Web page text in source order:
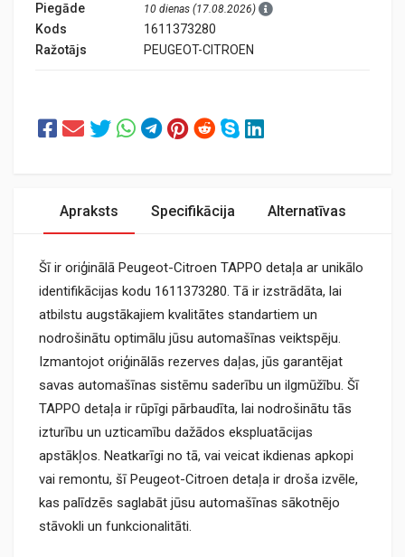
Piegāde 10 dienas (17.08.2026)
Kods
1611373280
Ražotājs
PEUGEOT-CITROEN
Apraksts Specifikācija Alternatīvas
Šī ir oriģinālā Peugeot-Citroen TAPPO detaļa ar unikālo
identifikācijas kodu 1611373280. Tā ir izstrādāta, lai
atbilstu augstākajiem kvalitātes standartiem un
nodrošinātu optimālu jūsu automašīnas veiktspēju.
Izmantojot oriģinālās rezerves daļas, jūs garantējat
savas automašīnas sistēmu saderību un ilgmūžību. Šī
TAPPO detaļa ir rūpīgi pārbaudīta, lai nodrošinātu tās
izturību un uzticamību dažādos ekspluatācijas
apstākļos. Neatkarīgi no tā, vai veicat ikdienas apkopi
vai remontu, šī Peugeot-Citroen detaļa ir droša izvēle,
kas palīdzēs saglabāt jūsu automašīnas sākotnējo
stāvokli un funkcionalitāti.